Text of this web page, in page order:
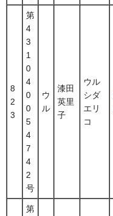
8
2
3
第
4
3
1
0
4
0
0
5
4
7
4
2
号
ウ
ル
漆田
英里
子
ウル
シダ
エリ
コ
第